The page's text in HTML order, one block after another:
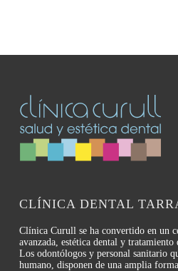
CLÍNICA DENTAL
Clínica Curull se ha convertido en un
avanzada, estética dental y tratamiento
Los odontólogos y personal sanitario
humano, disponen de una amplia